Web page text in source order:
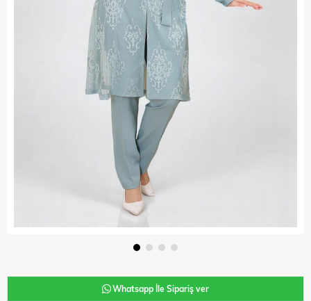
Whatsapp İle Sipariş ver